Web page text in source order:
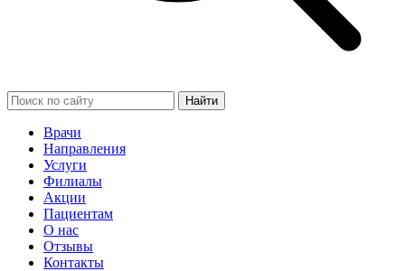
Найти
Врачи
Направления
Услуги
Филиалы
Акции
Пациентам
О нас
Отзывы
Контакты